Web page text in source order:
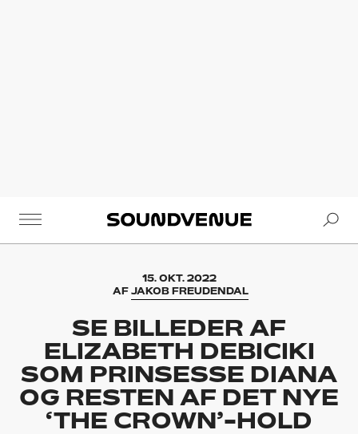
Soundvenue
15. OKT. 2022
AFJAKOB FREUDENDAL
SE BILLEDER AF
ELIZABETH DEBICIKI
SOM PRINSESSE DIANA
OG RESTEN AF DET NYE
‘THE CROWN’-HOLD